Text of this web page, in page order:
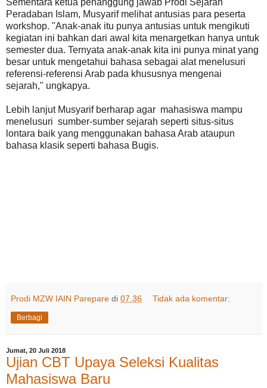
Sementara ketua penanggung jawab Prodi Sejarah
Peradaban Islam, Musyarif melihat antusias para peserta
workshop. "Anak-anak itu punya antusias untuk mengikuti
kegiatan ini bahkan dari awal kita menargetkan hanya untuk
semester dua. Ternyata anak-anak kita ini punya minat yang
besar untuk mengetahui bahasa sebagai alat menelusuri
referensi-referensi Arab pada khususnya mengenai
sejarah," ungkapya.
Lebih lanjut Musyarif berharap agar mahasiswa mampu
menelusuri sumber-sumber sejarah seperti situs-situs
lontara baik yang menggunakan bahasa Arab ataupun
bahasa klasik seperti bahasa Bugis.
Prodi MZW IAIN Parepare di 07.36 Tidak ada komentar:
Berbagi
Jumat, 20 Juli 2018
Ujian CBT Upaya Seleksi Kualitas
Mahasiswa Baru